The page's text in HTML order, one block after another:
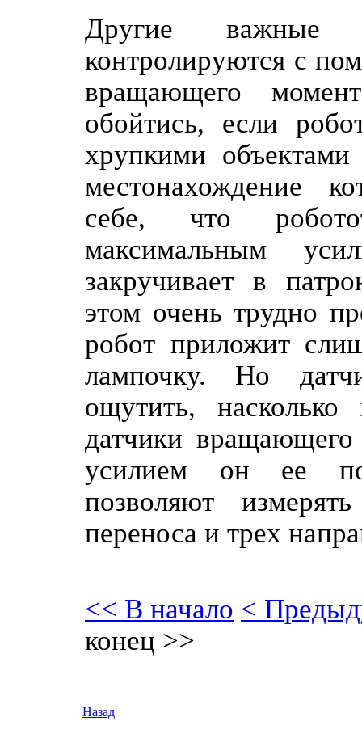
Другие важные
контролируются с
вращающего
обойтись, если
хрупкими
местонахождение
себе, что
максимальным
закручивает в
этом очень трудно
робот приложит
лампочку. Но
ощутить,
датчики
усилием он ее
позволяют
переноса и трех
<< В начало <
конец >>
Назад